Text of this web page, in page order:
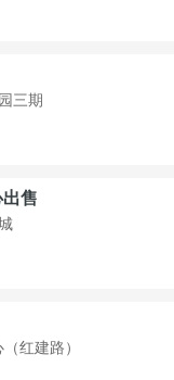
三期
售
红建路）